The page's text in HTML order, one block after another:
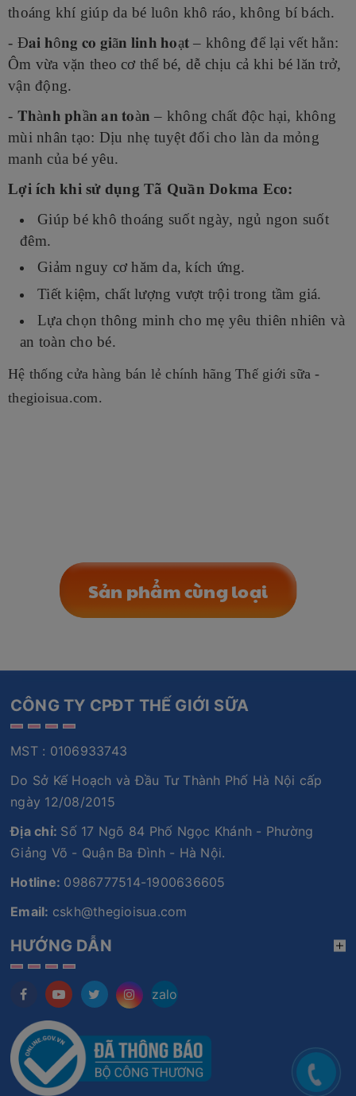
thoáng khí giúp da bé luôn khô ráo, không bí bách.
- Đ𝐚𝐢 𝐡ô𝐧𝐠 𝐜𝐨 𝐠𝐢ã𝐧 𝐥𝐢𝐧𝐡 𝐡𝐨ạ𝐭 – không để lại vết hằn:
Ôm vừa vặn theo cơ thể bé, dễ chịu cả khi bé lăn trở,
vận động.
- 𝐓𝐡à𝐧𝐡 𝐩𝐡ầ𝐧 𝐚𝐧 𝐭𝐨à𝐧 – không chất độc hại, không
mùi nhân tạo: Dịu nhẹ tuyệt đối cho làn da mỏng
manh của bé yêu.
Lợi ích khi sử dụng Tã Quần Dokma Eco:
Giúp bé khô thoáng suốt ngày, ngủ ngon suốt
đêm.
Giảm nguy cơ hăm da, kích ứng.
Tiết kiệm, chất lượng vượt trội trong tầm giá.
Lựa chọn thông minh cho mẹ yêu thiên nhiên và
an toàn cho bé.
Hệ thống cửa hàng bán lẻ chính hãng Thế giới sữa -
thegioisua.com.
Sản phẩm cùng loại
CÔNG TY CPĐT THẾ GIỚI SỮA
MST : 0106933743
Do Sở Kế Hoạch và Đầu Tư Thành Phố Hà Nội cấp
ngày 12/08/2015
Địa chỉ: Số 17 Ngõ 84 Phố Ngọc Khánh - Phường
Giảng Võ - Quận Ba Đình - Hà Nội.
Hotline: 0986777514-1900636605
Email: cskh@thegioisua.com
HƯỚNG DẪN
zalo